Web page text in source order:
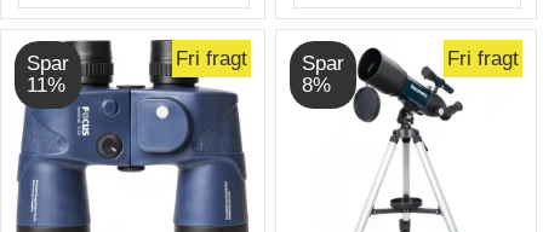
Spar
11%
Fri fragt
Spar
8%
Fri fragt